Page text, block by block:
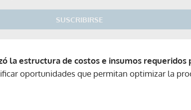
SUSCRIBIRSE
la estructura de costos e insumos
oportunidades que permitan optimizar la